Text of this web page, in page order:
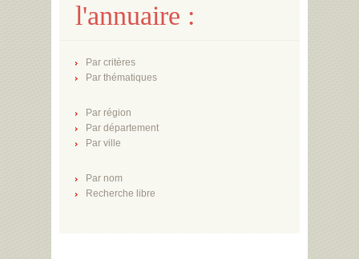
l'annuaire :
Par critères
Par thématiques
Par région
Par département
Par ville
Par nom
Recherche libre